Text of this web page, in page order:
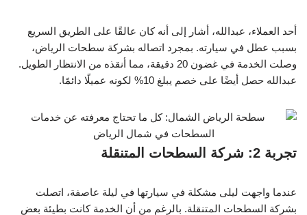
أحد العملاء، عبدالله، أشار إلى أنه كان عالقًا على الطريق السريع
بسبب عطل في سيارته. بمجرد اتصاله بشركة سطحات الرياض،
وصلت الخدمة في غضون 20 دقيقة، مما أنقذه من الانتظار الطويل.
عبدالله حصل أيضًا على خصم يبلغ 10% لكونه عميلًا دائمًا.
تجربة 2: شركة السطحات المتنقلة
عندما واجهت ليلى مشكلة في سيارتها في ليلة عاصفة، اتصلت
بشركة السطحات المتنقلة. بالرغم من أن الخدمة كانت بطيئة بعض